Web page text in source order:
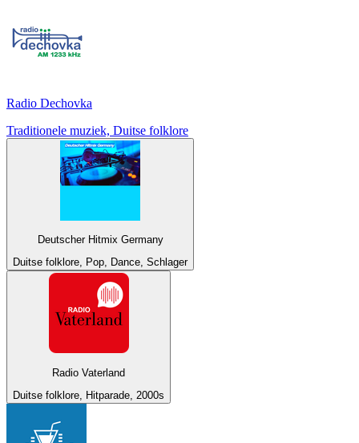
Radio Dechovka
Traditionele muziek, Duitse folklore
Deutscher Hitmix Germany
Duitse folklore, Pop, Dance, Schlager
Radio Vaterland
Duitse folklore, Hitparade, 2000s